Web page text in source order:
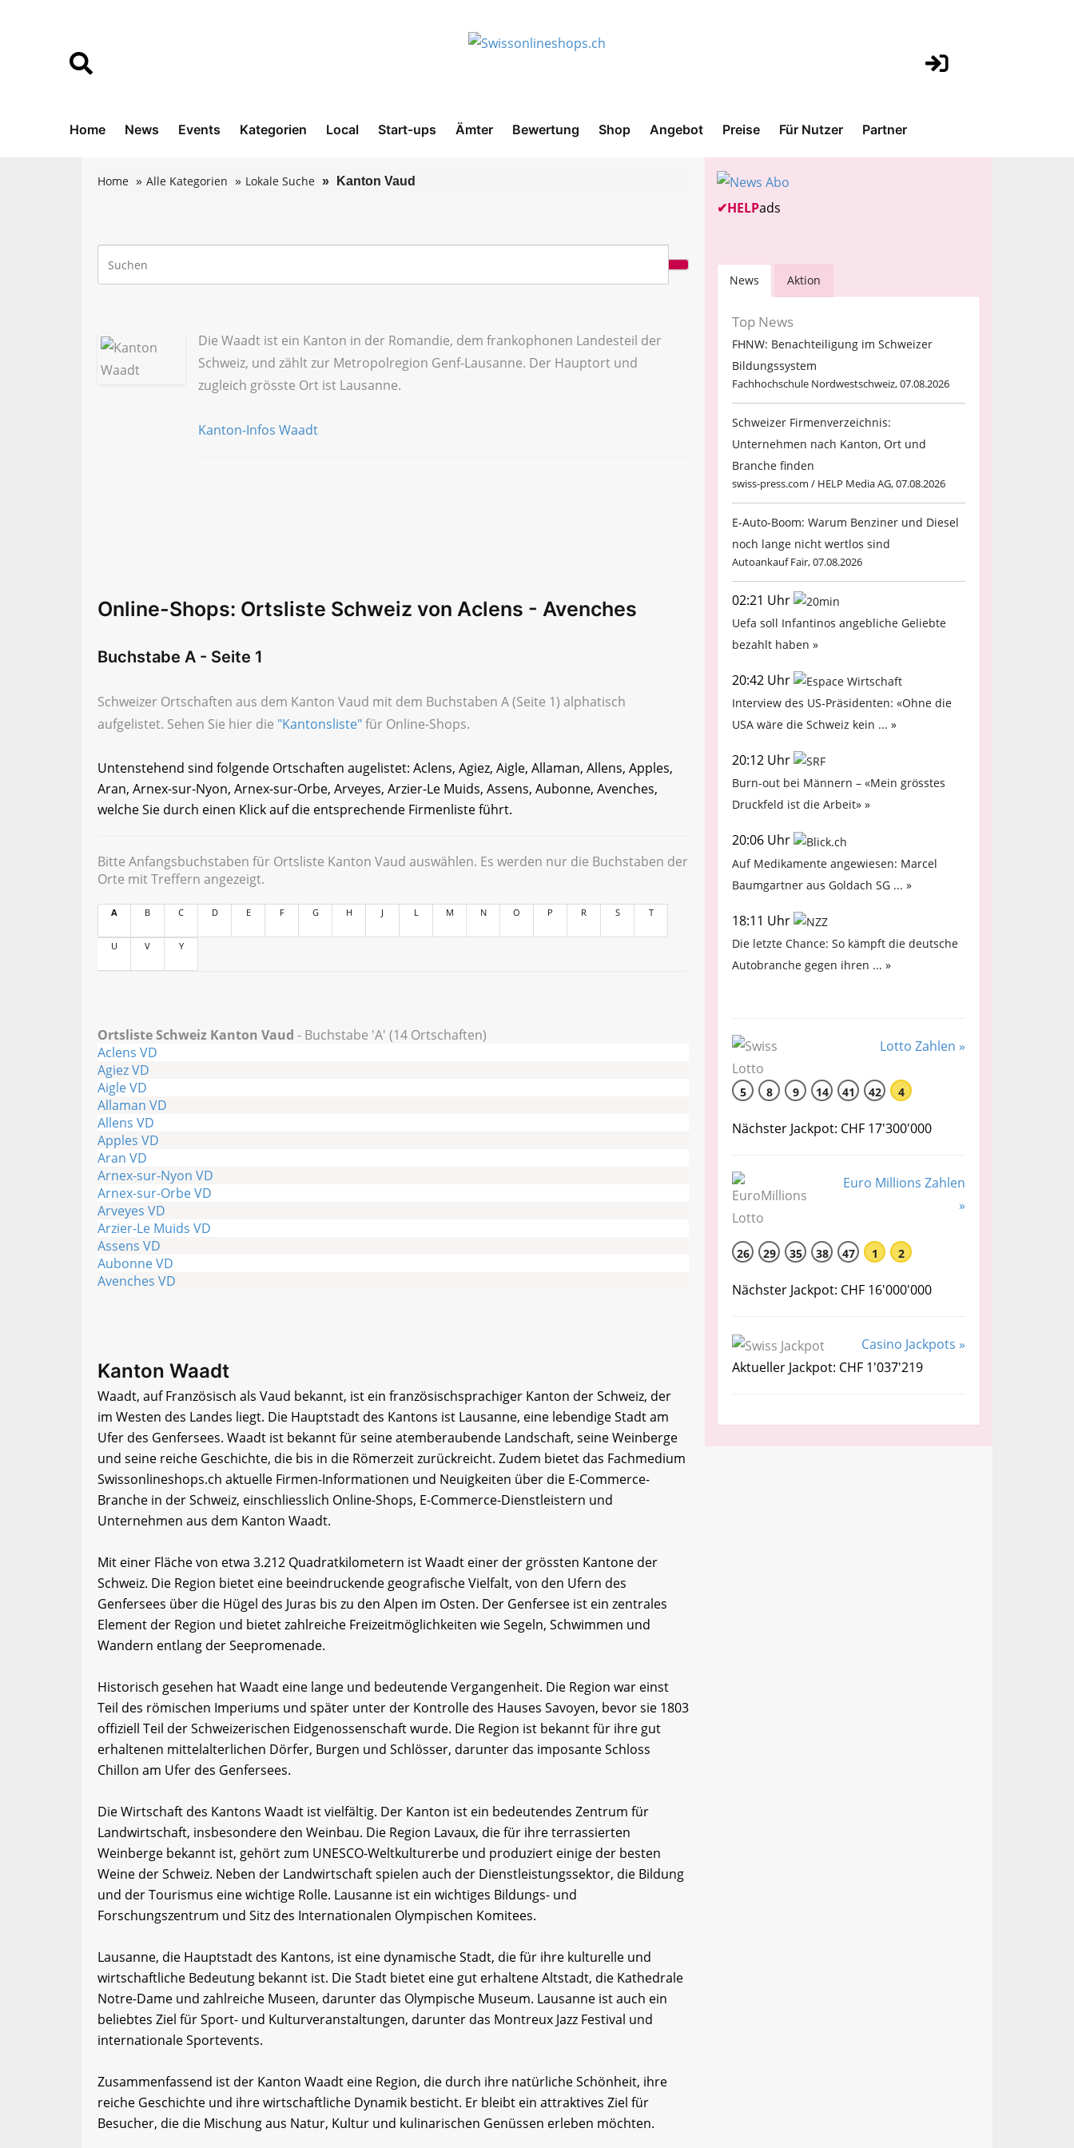
Home News Events Kategorien Local Start-ups Ämter Bewertung Shop Angebot Preise Für Nutzer Partner
Home Alle Kategorien Lokale Suche Kanton Vaud
Die Waadt ist ein Kanton in der Romandie, dem frankophonen Landesteil der
Schweiz, und zählt zur Metropolregion Genf-Lausanne. Der Hauptort und
zugleich grösste Ort ist Lausanne.
Kanton-Infos Waadt
Online-Shops: Ortsliste Schweiz von Aclens - Avenches
Buchstabe A - Seite 1
Schweizer Ortschaften aus dem Kanton Vaud mit dem Buchstaben A (Seite 1) alphatisch
aufgelistet. Sehen Sie hier die "Kantonsliste"für Online-Shops.
Untenstehend sind folgende Ortschaften augelistet: Aclens, Agiez, Aigle, Allaman, Allens, Apples,
Aran, Arnex-sur-Nyon, Arnex-sur-Orbe, Arveyes, Arzier-Le Muids, Assens, Aubonne, Avenches,
welche Sie durch einen Klick auf die entsprechende Firmenliste führt.
Bitte Anfangsbuchstaben für Ortsliste Kanton Vaud auswählen. Es werden nur die Buchstaben der
Orte mit Treffern angezeigt.
A B C D E F G H J L M N O P R S T
U V Y
Ortsliste Schweiz Kanton Vaud - Buchstabe 'A' (14 Ortschaften)
Aclens VD
Agiez VD
Aigle VD
Allaman VD
Allens VD
Apples VD
Aran VD
Arnex-sur-Nyon VD
Arnex-sur-Orbe VD
Arveyes VD
Arzier-Le Muids VD
Assens VD
Aubonne VD
Avenches VD
Kanton Waadt
Waadt, auf Französisch als Vaud bekannt, ist ein französischsprachiger Kanton der Schweiz, der
im Westen des Landes liegt. Die Hauptstadt des Kantons ist Lausanne, eine lebendige Stadt am
Ufer des Genfersees. Waadt ist bekannt für seine atemberaubende Landschaft, seine Weinberge
und seine reiche Geschichte, die bis in die Römerzeit zurückreicht. Zudem bietet das Fachmedium
Swissonlineshops.ch aktuelle Firmen-Informationen und Neuigkeiten über die E-Commerce-
Branche in der Schweiz, einschliesslich Online-Shops, E-Commerce-Dienstleistern und
Unternehmen aus dem Kanton Waadt.
Mit einer Fläche von etwa 3.212 Quadratkilometern ist Waadt einer der grössten Kantone der
Schweiz. Die Region bietet eine beeindruckende geografische Vielfalt, von den Ufern des
Genfersees über die Hügel des Juras bis zu den Alpen im Osten. Der Genfersee ist ein zentrales
Element der Region und bietet zahlreiche Freizeitmöglichkeiten wie Segeln, Schwimmen und
Wandern entlang der Seepromenade.
Historisch gesehen hat Waadt eine lange und bedeutende Vergangenheit. Die Region war einst
Teil des römischen Imperiums und später unter der Kontrolle des Hauses Savoyen, bevor sie 1803
offiziell Teil der Schweizerischen Eidgenossenschaft wurde. Die Region ist bekannt für ihre gut
erhaltenen mittelalterlichen Dörfer, Burgen und Schlösser, darunter das imposante Schloss
Chillon am Ufer des Genfersees.
Die Wirtschaft des Kantons Waadt ist vielfältig. Der Kanton ist ein bedeutendes Zentrum für
Landwirtschaft, insbesondere den Weinbau. Die Region Lavaux, die für ihre terrassierten
Weinberge bekannt ist, gehört zum UNESCO-Weltkulturerbe und produziert einige der besten
Weine der Schweiz. Neben der Landwirtschaft spielen auch der Dienstleistungssektor, die Bildung
und der Tourismus eine wichtige Rolle. Lausanne ist ein wichtiges Bildungs- und
Forschungszentrum und Sitz des Internationalen Olympischen Komitees.
Lausanne, die Hauptstadt des Kantons, ist eine dynamische Stadt, die für ihre kulturelle und
wirtschaftliche Bedeutung bekannt ist. Die Stadt bietet eine gut erhaltene Altstadt, die Kathedrale
Notre-Dame und zahlreiche Museen, darunter das Olympische Museum. Lausanne ist auch ein
beliebtes Ziel für Sport- und Kulturveranstaltungen, darunter das Montreux Jazz Festival und
internationale Sportevents.
Zusammenfassend ist der Kanton Waadt eine Region, die durch ihre natürliche Schönheit, ihre
reiche Geschichte und ihre wirtschaftliche Dynamik besticht. Er bleibt ein attraktives Ziel für
Besucher, die die Mischung aus Natur, Kultur und kulinarischen Genüssen erleben möchten.
✔HELPads
News Aktion
Top News
FHNW: Benachteiligung im Schweizer
Bildungssystem
Fachhochschule Nordwestschweiz, 07.08.2026
Schweizer Firmenverzeichnis:
Unternehmen nach Kanton, Ort und
Branche finden
swiss-press.com / HELP Media AG, 07.08.2026
E-Auto-Boom: Warum Benziner und Diesel
noch lange nicht wertlos sind
Autoankauf Fair, 07.08.2026
02:21 Uhr
Uefa soll Infantinos angebliche Geliebte
bezahlt haben »
20:42 Uhr
Interview des US-Präsidenten: «Ohne die
USA wäre die Schweiz kein ... »
20:12 Uhr
Burn-out bei Männern – «Mein grösstes
Druckfeld ist die Arbeit» »
20:06 Uhr
Auf Medikamente angewiesen: Marcel
Baumgartner aus Goldach SG ... »
18:11 Uhr
Die letzte Chance: So kämpft die deutsche
Autobranche gegen ihren ... »
Lotto Zahlen »
5 8 9 14 41 42 4
Nächster Jackpot: CHF 17'300'000
Euro Millions Zahlen
»
26 29 35 38 47 1 2
Nächster Jackpot: CHF 16'000'000
Casino Jackpots »
Aktueller Jackpot: CHF 1'037'219